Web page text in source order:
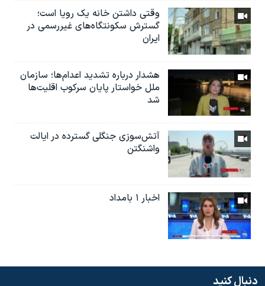
وقتی داشتن خانه یک رویا است؛
گسترش سکونتگاه‌های غیررسمی در
ایران
هشدار درباره تشدید اعدام‌ها؛ سازمان
ملل خواستار پایان سرکوب اقلیت‌ها
شد
آتش‌سوزی جنگلی گسترده در ایالت
واشنگتن
اخبار ۱ بامداد
دنبال کنید